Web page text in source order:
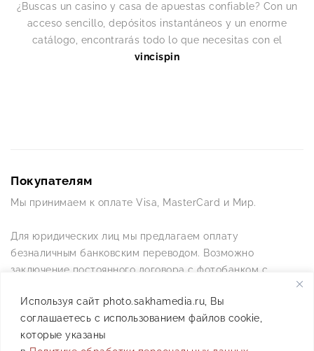
Используя сайт photo.sakhamedia.ru, Вы
соглашаетесь с использованием файлов cookie,
которые указаны
¿Buscas un casino y casa de apuestas confiable? Con un
acceso sencillo, depósitos instantáneos y un enorme
catálogo, encontrarás todo lo que necesitas con el
vincispin
Покупателям
Мы принимаем к оплате Visa, MasterCard и Мир.
Для юридических лиц мы предлагаем оплату
безналичным банковским переводом. Возможно
заключение постоянного договора с фотобанком с
Позвоните нам по телефону +7(4112) 42-09-42 — и мы
ответим на все ваши вопросы